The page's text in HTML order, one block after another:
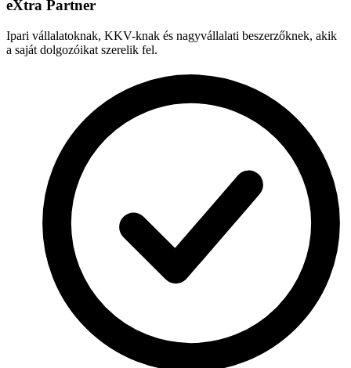
eXtra Partner
Ipari vállalatoknak, KKV-knak és nagyvállalati beszerzőknek, akik
a saját dolgozóikat szerelik fel.